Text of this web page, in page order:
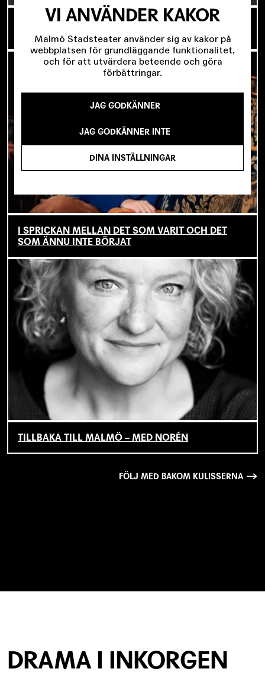
OM TOVE DITLEVSEN OCH
KÖPENHAMNSTRILOGIN
I SPRICKAN MELLAN DET SOM VARIT OCH DET
SOM ÄNNU INTE BÖRJAT
TILLBAKA TILL MALMÖ – MED NORÉN
FÖLJ MED BAKOM KULISSERNA
DRAMA I INKORGEN
VI ANVÄNDER KAKOR
Malmö Stadsteater använder sig av kakor på
webbplatsen för grundläggande funktionalitet,
och för att utvärdera beteende och göra
förbättringar.
JAG GODKÄNNER
JAG GODKÄNNER INTE
DINA INSTÄLLNINGAR